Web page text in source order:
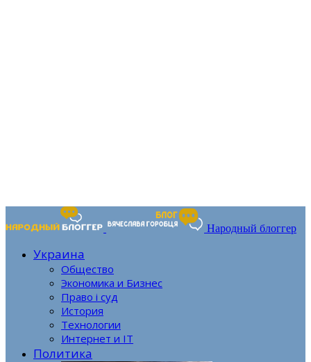
Народный блоггер
Украина
Общество
Экономика и Бизнес
Право і суд
История
Технологии
Интернет и IT
Политика